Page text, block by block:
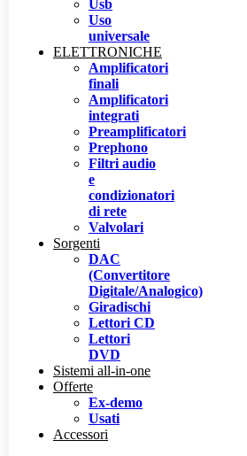
Usb
Uso
universale
ELETTRONICHE
Amplificatori
finali
Amplificatori
integrati
Preamplificatori
Prephono
Filtri audio
e
condizionatori
di rete
Valvolari
Sorgenti
DAC
(Convertitore
Digitale/Analogico)
Giradischi
Lettori CD
Lettori
DVD
Sistemi all-in-one
Offerte
Ex-demo
Usati
Accessori